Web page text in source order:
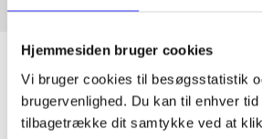
Hjemmesiden bruger cookies
Vi bruger cookies til besøgsstatistik
brugervenlighed. Du kan til enhver
tilbagetrække dit samtykke ved at
Artikler